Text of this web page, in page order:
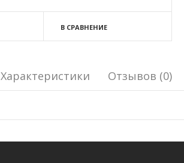
В СРАВНЕНИЕ
Характеристики Отзывов (0)